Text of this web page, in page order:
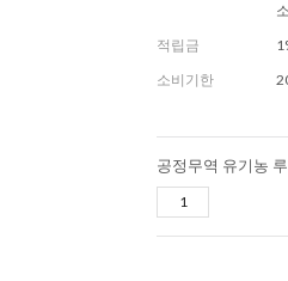
적립금
소비기한
공정무역 유기농